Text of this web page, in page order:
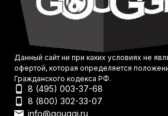
Данный сайт ни при каких условиях не
офертой, которая определяется
Гражданского кодекса РФ.
8 (495) 003-37-68
8 (800) 302-33-07
info@gouggi.ru